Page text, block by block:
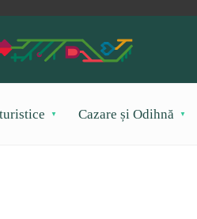
Cazare și Odihnă